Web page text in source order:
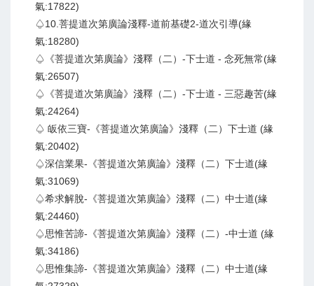
氣:17822)
♤10.菩提道次第廣論淺釋-道前基礎2-道次引導(緣
氣:18280)
♤《菩提道次第廣論》淺釋（二）-下士道 - 念死無常(緣
氣:26507)
♤《菩提道次第廣論》淺釋（二）-下士道 - 三惡趣苦(緣
氣:24264)
♤ 皈依三寶-《菩提道次第廣論》淺釋（二）下士道 (緣
氣:20402)
♤深信業果-《菩提道次第廣論》淺釋（二）下士道(緣
氣:31069)
♤希求解脫-《菩提道次第廣論》淺釋（二）中士道(緣
氣:24460)
♤思惟苦諦-《菩提道次第廣論》淺釋（二）-中士道 (緣
氣:34186)
♤思惟集諦-《菩提道次第廣論》淺釋（二）中士道(緣